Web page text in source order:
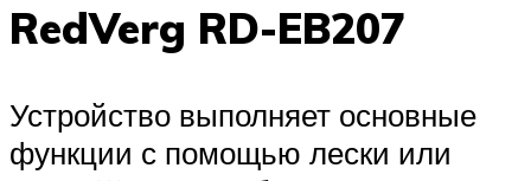
RedVerg RD-EB207
Устройство выполняет основные
функции с помощью лески или